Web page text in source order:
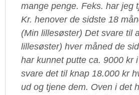
mange penge. Feks. har jeg
Kr. henover de sidste 18
(Min lillesøster) Det svare til
lillesøster) hver måned de
har kunnet putte ca. 9000 kr
svare det til knap 18.000 kr
ud og tjene dem. Oven i det